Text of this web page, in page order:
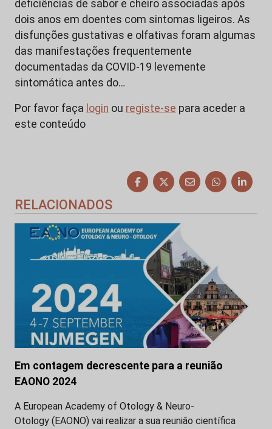
deficiências de sabor e cheiro associadas após
dois anos em doentes com sintomas ligeiros. As
disfunções gustativas e olfativas foram algumas
das manifestações frequentemente
documentadas da COVID-19 levemente
sintomática antes do…
Por favor faça login ou registe-se para aceder a
este conteúdo
RELACIONADOS
Em contagem decrescente para a reunião
EAONO 2024
A European Academy of Otology & Neuro-
Otology (EAONO) vai realizar a sua reunião científica